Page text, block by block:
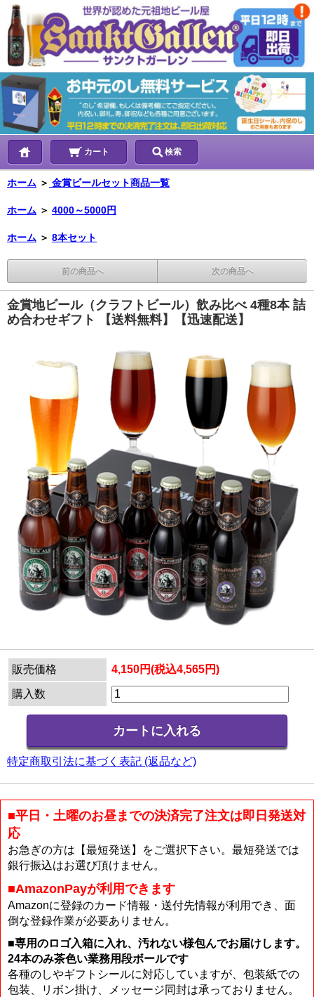
カート 検索
ホーム ＞ 金賞ビールセット商品一覧
ホーム ＞ 4000～5000円
ホーム ＞ 8本セット
前の商品へ 次の商品へ
金賞地ビール（クラフトビール）飲み比べ 4種8本 詰
め合わせギフト 【送料無料】【迅速配送】
販売価格 4,150円(税込4,565円)
購入数
特定商取引法に基づく表記 (返品など)
■平日・土曜のお昼までの決済完了注文は即日発送対
応
お急ぎの方は【最短発送】をご選択下さい。最短発送では
銀行振込はお選び頂けません。
■AmazonPayが利用できます
Amazonに登録のカード情報・送付先情報が利用でき、面
倒な登録作業が必要ありません。
■専用のロゴ入箱に入れ、汚れない様包んでお届けします。
24本のみ茶色い業務用段ボールです
各種のしやギフトシールに対応していますが、包装紙での
包装、リボン掛け、メッセージ同封は承っておりません。